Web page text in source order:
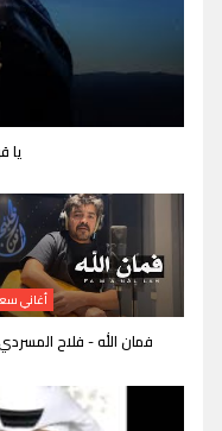
يا
أغاني
فمان الله - فلاح